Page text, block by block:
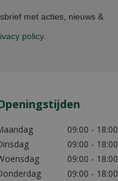
met acties, nieuws &
policy.
09:00 - 18:00
09:00 - 18:00
09:00 - 18:00
09:00 - 18:00